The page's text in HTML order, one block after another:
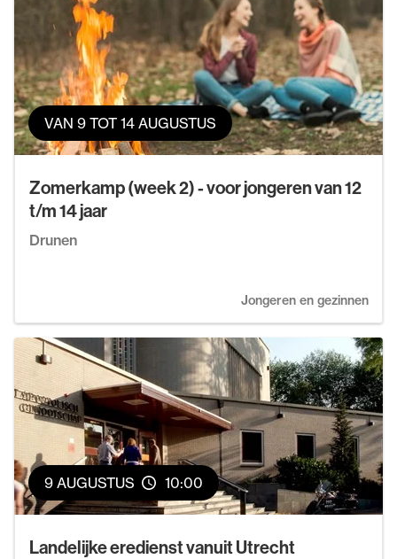
VAN 9 TOT 14 AUGUSTUS
Zomerkamp (week 2) - voor jongeren van 12
t/m 14 jaar
Drunen
Jongeren en gezinnen
9 AUGUSTUS 10:00
Landelijke eredienst vanuit Utrecht